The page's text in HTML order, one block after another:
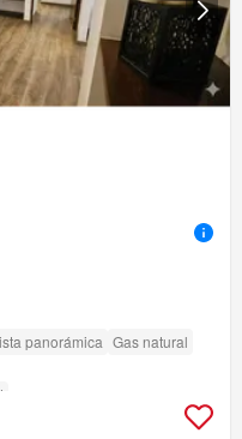
panorámica Gas natural